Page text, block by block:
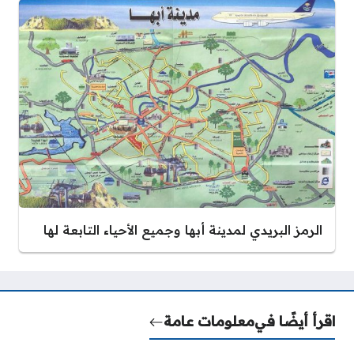
الرمز البريدي لمدينة أبها وجميع الأحياء التابعة لها
اقرأ أيضًا فيمعلومات عامة